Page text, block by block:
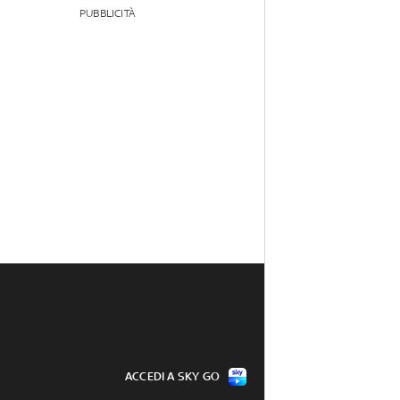
PUBBLICITÀ
ACCEDI A SKY GO